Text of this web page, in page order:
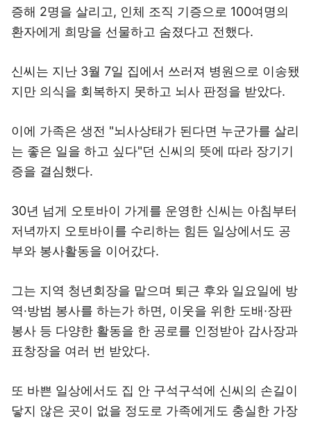
증해 2명을 살리고, 인체 조직 기증으로 100여명의
환자에게 희망을 선물하고 숨졌다고 전했다.
신씨는 지난 3월 7일 집에서 쓰러져 병원으로 이송됐
지만 의식을 회복하지 못하고 뇌사 판정을 받았다.
이에 가족은 생전 "뇌사상태가 된다면 누군가를 살리
는 좋은 일을 하고 싶다"던 신씨의 뜻에 따라 장기기
증을 결심했다.
30년 넘게 오토바이 가게를 운영한 신씨는 아침부터
저녁까지 오토바이를 수리하는 힘든 일상에서도 공
부와 봉사활동을 이어갔다.
그는 지역 청년회장을 맡으며 퇴근 후와 일요일에 방
역·방범 봉사를 하는가 하면, 이웃을 위한 도배·장판
봉사 등 다양한 활동을 한 공로를 인정받아 감사장과
표창장을 여러 번 받았다.
또 바쁜 일상에서도 집 안 구석구석에 신씨의 손길이
닿지 않은 곳이 없을 정도로 가족에게도 충실한 가장